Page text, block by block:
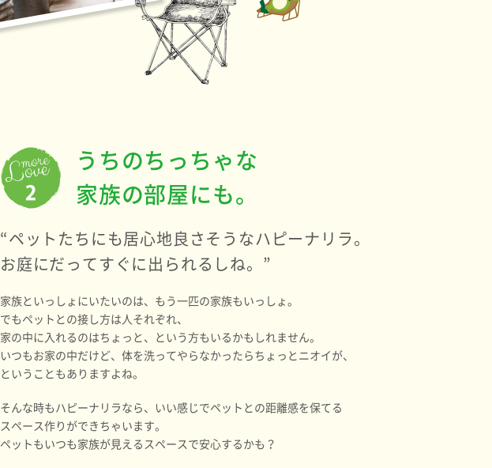
うちのちっちゃな
家族の部屋にも。
“ペットたちにも居心地良さそうなハピーナリラ。
お庭にだってすぐに出られるしね。”
家族といっしょにいたいのは、もう一匹の家族もいっしょ。
でもペットとの接し方は人それぞれ、
家の中に入れるのはちょっと、という方もいるかもしれません。
いつもお家の中だけど、体を洗ってやらなかったらちょっとニオイが、
ということもありますよね。
そんな時もハピーナリラなら、いい感じでペットとの距離感を保てる
スペース作りができちゃいます。
ペットもいつも家族が見えるスペースで安心するかも？